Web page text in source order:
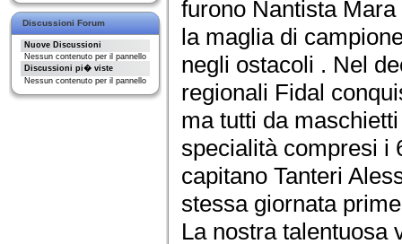
Discussioni Forum
Nuove Discussioni
Nessun contenuto per il pannello
Discussioni pi� viste
Nessun contenuto per il pannello
furono Nantista
la maglia di
negli ostacoli . Nel
regionali Fidal
ma tutti da
specialità compresi i
capitano Tanteri
stessa giornata
La nostra talentuosa